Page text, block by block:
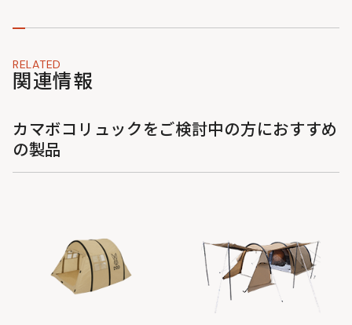
RELATED
関連情報
カマボコリュックをご検討中の方におすすめ
の製品